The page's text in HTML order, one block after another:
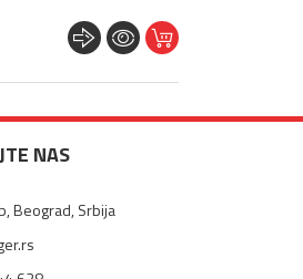
NAS
Beograd, Srbija